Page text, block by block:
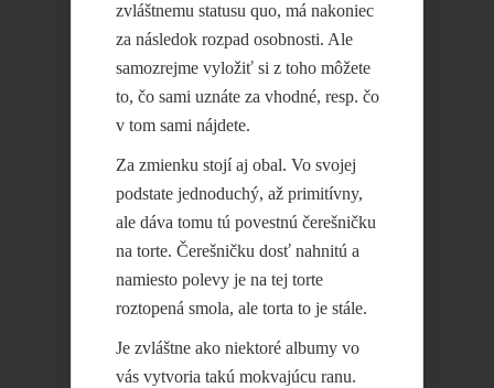
zvláštnemu statusu quo, má nakoniec
za následok rozpad osobnosti. Ale
samozrejme vyložiť si z toho môžete
to, čo sami uznáte za vhodné, resp. čo
v tom sami nájdete.
Za zmienku stojí aj obal. Vo svojej
podstate jednoduchý, až primitívny,
ale dáva tomu tú povestnú čerešničku
na torte. Čerešničku dosť nahnitú a
namiesto polevy je na tej torte
roztopená smola, ale torta to je stále.
Je zvláštne ako niektoré albumy vo
vás vytvoria takú mokvajúcu ranu.